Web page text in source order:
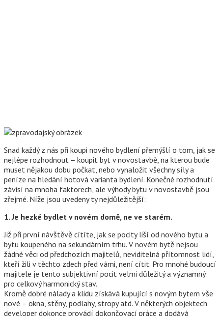
Snad každý z nás při koupi nového bydlení přemýšlí o tom, jak se
nejlépe rozhodnout – koupit byt v novostavbě, na kterou bude
muset nějakou dobu počkat, nebo vynaložit všechny síly a
peníze na hledání hotová varianta bydlení. Konečné rozhodnutí
závisí na mnoha faktorech, ale výhody bytu v novostavbě jsou
zřejmé. Níže jsou uvedeny ty nejdůležitější:
1. Je hezké bydlet v novém domě, ne ve starém.
Již při první návštěvě cítíte, jak se pocity liší od nového bytu a
bytu koupeného na sekundárním trhu. V novém bytě nejsou
žádné věci od předchozích majitelů, neviditelná přítomnost lidí,
kteří žili v těchto zdech před vámi, není cítit. Pro mnohé budoucí
majitele je tento subjektivní pocit velmi důležitý a významný
pro celkový harmonický stav.
Kromě dobré nálady a klidu získává kupující s novým bytem vše
nové – okna, stěny, podlahy, stropy atd. V některých objektech
developer dokonce provádí dokončovací práce a dodává